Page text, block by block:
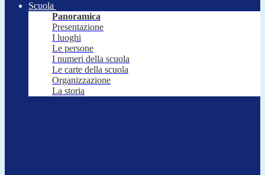
Scuola
Panoramica
Presentazione
I luoghi
Le persone
I numeri della scuola
Le carte della scuola
Organizzazione
La storia